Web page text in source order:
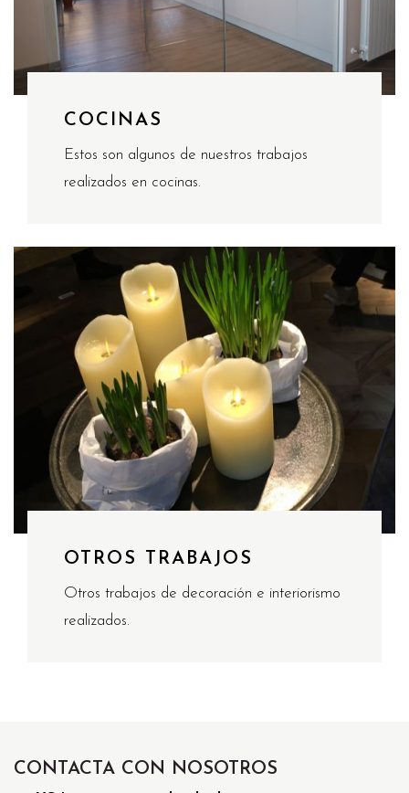
COCINAS
Estos son algunos de nuestros trabajos
realizados en cocinas.
OTROS TRABAJOS
Otros trabajos de decoración e interiorismo
realizados.
CONTACTA CON NOSOTROS